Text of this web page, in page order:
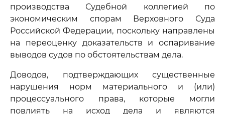
производства Судебной коллегией по
экономическим спорам Верховного Суда
Российской Федерации, поскольку направлены
на переоценку доказательств и оспаривание
выводов судов по обстоятельствам дела.
Доводов, подтверждающих существенные
нарушения норм материального и (или)
процессуального права, которые могли
повлиять на исход дела и являются